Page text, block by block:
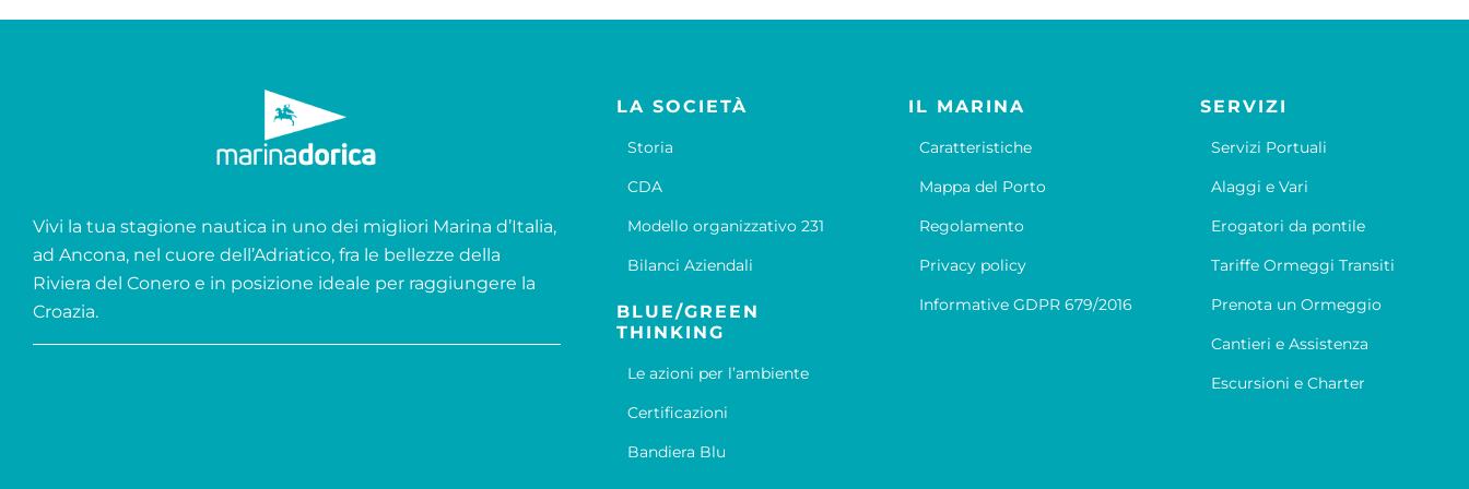
Vivi la tua stagione nautica in uno dei migliori Marina d’Italia,
ad Ancona, nel cuore dell’Adriatico, fra le bellezze della
Riviera del Conero e in posizione ideale per raggiungere la
Croazia.
LA SOCIETÀ
Storia
CDA
Modello organizzativo 231
Bilanci Aziendali
BLUE/GREEN
THINKING
Le azioni per l’ambiente
Certificazioni
Bandiera Blu
IL MARINA
Caratteristiche
Mappa del Porto
Regolamento
Privacy policy
Informative GDPR 679/2016
SERVIZI
Servizi Portuali
Alaggi e Vari
Erogatori da pontile
Tariffe Ormeggi Transiti
Prenota un Ormeggio
Cantieri e Assistenza
Escursioni e Charter